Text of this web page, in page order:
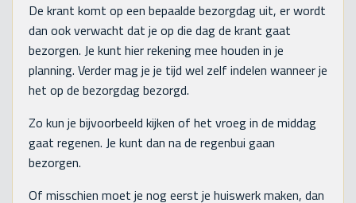
De krant komt op een bepaalde bezorgdag uit, er wordt
dan ook verwacht dat je op die dag de krant gaat
bezorgen. Je kunt hier rekening mee houden in je
planning. Verder mag je je tijd wel zelf indelen wanneer je
het op de bezorgdag bezorgd.
Zo kun je bijvoorbeeld kijken of het vroeg in de middag
gaat regenen. Je kunt dan na de regenbui gaan
bezorgen.
Of misschien moet je nog eerst je huiswerk maken, dan